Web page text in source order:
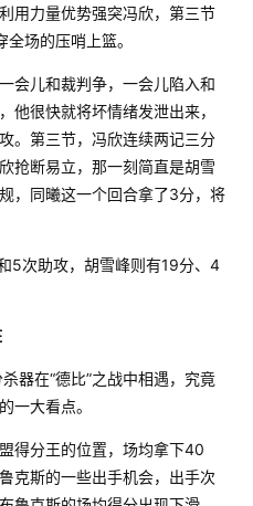
用力量优势强突冯欣，第三节
场的压哨上篮。
会儿和裁判争，一会儿陷入和
他很快就将坏情绪发泄出来，
。第三节，冯欣连续两记三分
抢断易立，那一刻简直是胡雪
，同曦这一个回合拿了3分，将
5次助攻，胡雪峰则有19分、4
器在“德比”之战中相遇，究竟
一大看点。
得分王的位置，场均拿下40
克斯的一些出手机会，出手次